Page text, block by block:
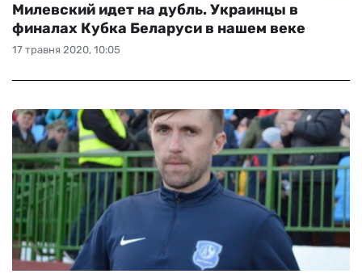
17 травня 2020, 10:05
Милевский идет на дубль. Украинцы в
финалах Кубка Беларуси в нашем веке